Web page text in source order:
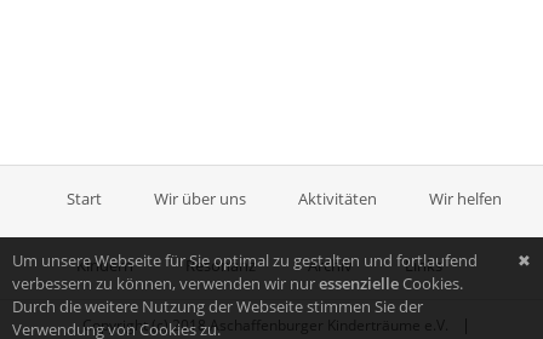
Start Wir über uns Aktivitäten Wir helfen
Kindern Resonanz Archiv Links
Copyright (c) 2018 Aschaffenburger Kinderträume e.V.
Um unsere Webseite für Sie optimal zu gestalten und fortlaufend
verbessern zu können, verwenden wir nuressenzielleCookies.
Durch die weitere Nutzung der Webseite stimmen Sie der
Verwendung von Cookies zu.
✖